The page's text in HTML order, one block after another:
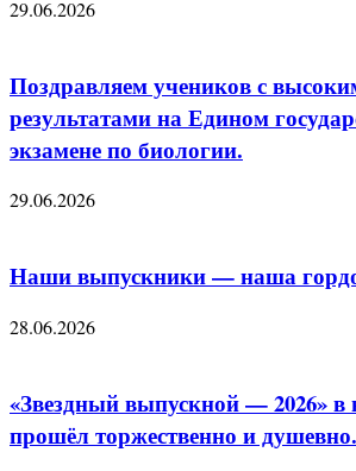
29.06.2026
Поздравляем учеников с
результатами на Едином
экзамене по биологии.
29.06.2026
Наши выпускники — наша
28.06.2026
«Звездный выпускной — 2026»
прошёл торжественно и душевно.